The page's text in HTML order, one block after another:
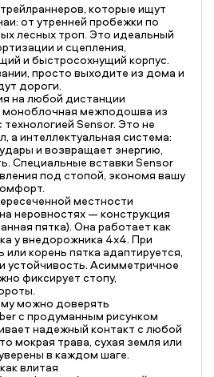
которые ищут
от утренней пробежки по
лесных троп. Это идеальный
и сцепления,
и быстросохнущий корпус.
просто выходите из дома и
дороги.
на любой дистанции
межподошва из
Sensor. Это не
а интеллектуальная система:
и возвращает энергию,
Специальные вставки Sensor
под стопой, экономя вашу
местности
неровностях — конструкция
пятка). Она работает как
у внедорожника 4х4. При
или корень пятка адаптируется,
устойчивость. Асимметричное
фиксирует стопу,
можно доверять
с продуманным рисунком
надежный контакт с любой
мокрая трава, сухая земля или
в каждом шаге.
влитая